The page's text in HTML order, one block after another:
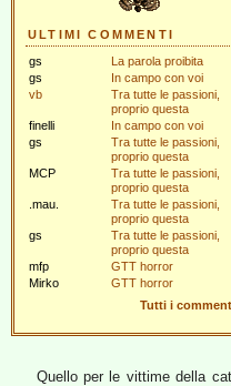
ULTIMI COMMENTI
gs
La parola proibita
gs
In campo con voi
vb
Tra tutte le passioni,
proprio questa
finelli
In campo con voi
gs
Tra tutte le passioni,
proprio questa
MCP
Tra tutte le passioni,
proprio questa
.mau.
Tra tutte le passioni,
proprio questa
gs
Tra tutte le passioni,
proprio questa
mfp
GTT horror
Mirko
GTT horror
Tutti i
Quello per le vittime della